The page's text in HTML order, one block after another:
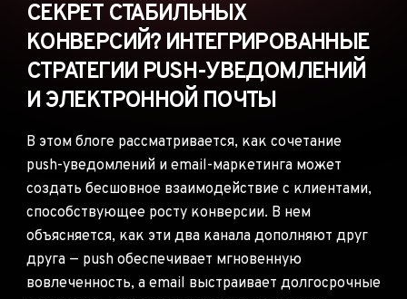
ПАРТНЁРСКИЙ
МАРКЕТИНГ
СЕКРЕТ СТАБИЛЬНЫХ
КОНВЕРСИЙ? ИНТЕГРИРОВАННЫЕ
СТРАТЕГИИ PUSH-УВЕДОМЛЕНИЙ
И ЭЛЕКТРОННОЙ ПОЧТЫ
В этом блоге рассматривается, как сочетание
push-уведомлений и email-маркетинга может
создать бесшовное взаимодействие с клиентами,
способствующее росту конверсии. В нем
объясняется, как эти два канала дополняют друг
друга — push обеспечивает мгновенную
вовлеченность, а email выстраивает долгосрочные